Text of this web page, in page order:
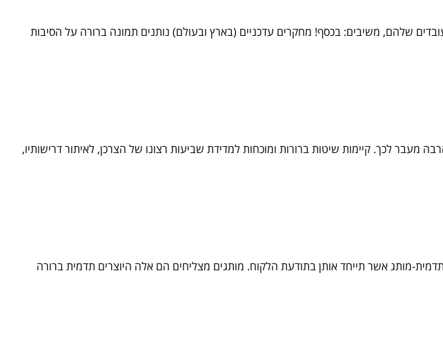
שלהם, משיבים: בכסף! מחקרים עדכניים (בארץ ובעולם) נותנים תמונה ברורה על הסיבות
מעבר לכך. קיימות שיטות ברורות ומוכחות למדידת שביעות רצונו של הצרכן, לאיתור דרישותיו,
מותג אשר תייחד אותן בתודעת הלקוח. מותגים מצליחים הם אלה היוצרים תדמית ברורה